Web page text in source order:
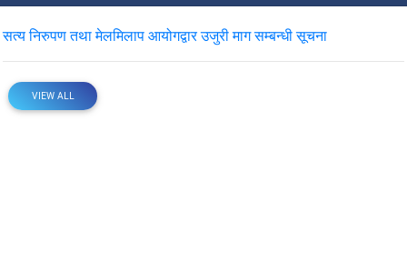
सत्य निरुपण तथा मेलमिलाप आयोगद्वार उजुरी माग सम्बन्धी सूचना
VIEW ALL